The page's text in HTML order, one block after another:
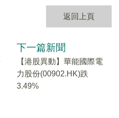
返回上頁
下一篇新聞
【港股異動】華能國際電
力股份(00902.HK)跌
3.49%